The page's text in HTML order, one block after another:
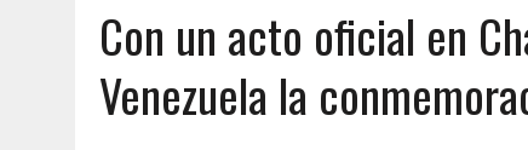
COLAPSÓ TECHO DE UNA VIVIENDA EN
2 AGOSTO, 2026
FALCÓN: MUJER ATACÓ CON UN
6 AGOSTO, 2026
MISTERIOSA MUERTE DE MODELO EN
Con un acto oficial en
Venezuela la